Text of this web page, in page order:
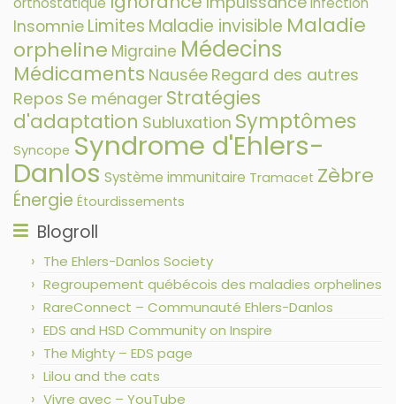
Insomnie Limites Maladie invisible Maladie
orpheline Migraine Médecins
Médicaments Nausée Regard des autres
Repos Se ménager Stratégies
d'adaptation Subluxation Symptômes
Syncope Syndrome d'Ehlers-
Danlos Système immunitaire Tramacet Zèbre
Énergie Étourdissements
Blogroll
The Ehlers-Danlos Society
Regroupement québécois des maladies orphelines
RareConnect – Communauté Ehlers-Danlos
EDS and HSD Community on Inspire
The Mighty – EDS page
Lilou and the cats
Vivre avec – YouTube